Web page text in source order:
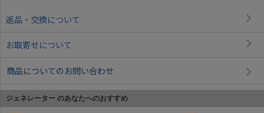
返品・交換について
お取寄せについて
商品についてのお問い合わせ
ジェネレーター のあなたへのおすすめ